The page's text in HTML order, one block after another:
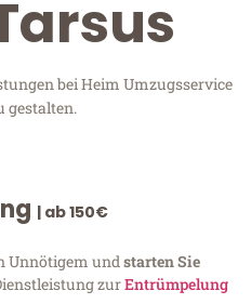
bei Heim Umzugsservice
gestalten.
| ab 150€
Unnötigem undstarten Sie
zurEntrümpelung